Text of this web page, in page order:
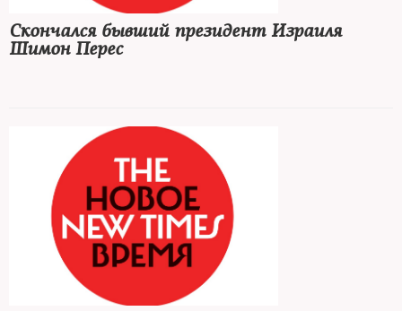
Скончался бывший президент Израиля
Шимон Перес